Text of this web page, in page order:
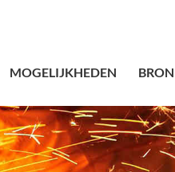
MOGELIJKHEDEN BRON